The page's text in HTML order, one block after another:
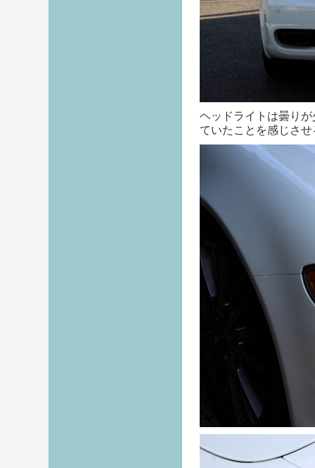
ヘッドライトは曇り
ていたことを感じさ